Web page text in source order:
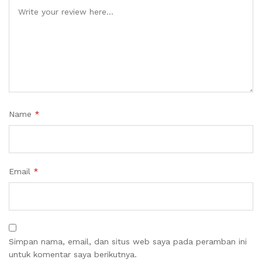
Name *
Email *
Simpan nama, email, dan situs web saya pada peramban ini
untuk komentar saya berikutnya.